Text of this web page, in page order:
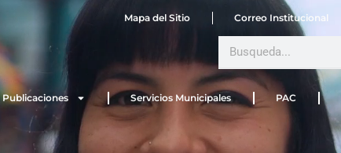
Mapa del Sitio Correo Institucional
Publicaciones Servicios Municipales PAC